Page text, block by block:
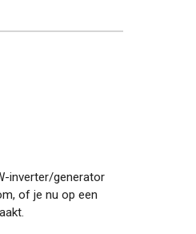
inverter/generator
of je nu op een